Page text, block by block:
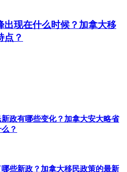
出现在什么时候？加拿大移
点？
政有哪些变化？加拿大安大略省
？
些新政？加拿大移民政策的最新